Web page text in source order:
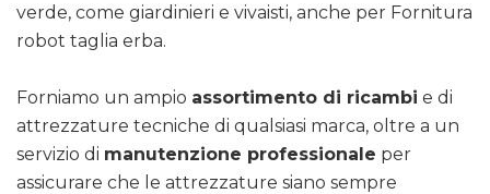
verde, come giardinieri e vivaisti, anche per Fornitura
robot taglia erba.
Forniamo un ampio assortimento di ricambi e di
attrezzature tecniche di qualsiasi marca, oltre a un
servizio di manutenzione professionale per
assicurare che le attrezzature siano sempre